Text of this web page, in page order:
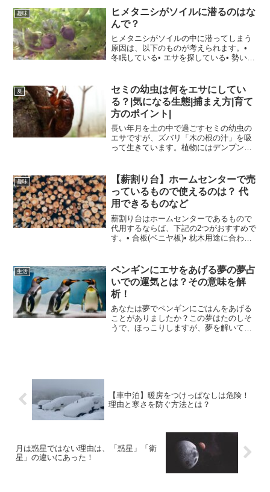
ダウンの寝袋ひとつより、安い夏用寝袋
を2枚重ねるほうが...
趣味
ヒメタニシがソイルに潜るのはな
んで？
ヒメタニシがソイルの中に潜ってしまう
原因は、以下のものが考えられます。•
冬眠している• エサを探している• 勢いで
と心配する必要はありません。詳しく解
説しますね。この...
夏
セミの幼虫は何をエサにしてい
る？|気になる生態|捕まえ方|育て
方のポイント|
長い年月を土の中で過ごすセミの幼虫の
エサですが、ズバリ「木の根の汁」を吸
って生きています。植物にはデンプンな
「導管」に口の部分の針を刺して液を吸
います。導管に流れる水分に...
趣味
【薪割り台】ホームセンターで売
っているもので使えるのは？ 代
用できるものなど
薪割り台はホームセンターであるもので
代用するならば、下記の2つがおすすめで
す。• 合板(ベニヤ板)• 枕木用途に合わせ
見出しで説明していきましょう。また、
キャンプ場でよ...
生活
ペンギンにエサをあげる夢の夢占
いでの運気とは？その意味を解
析！
あなたは夢でペンギンにごはんをあげる
ことがありましたか？この夢はたのしそ
うで、ほっこりしますが、夢を解いてみ
【車中泊】暖房をつけっぱなしは危険！
理由と寒さを防ぐ方法とは？
月は惑星ではない理由は、「惑星」「衛
星」の違いにあった！